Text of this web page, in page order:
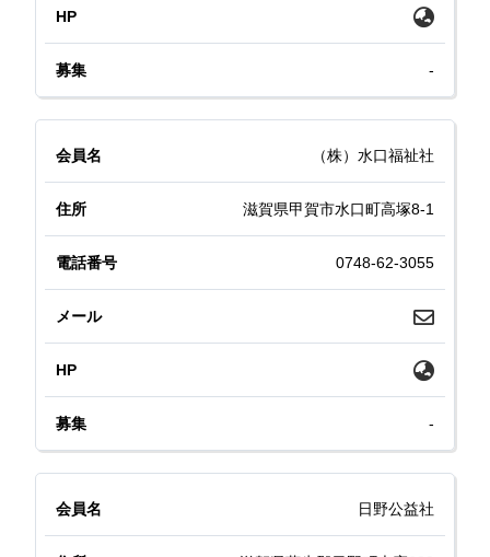
-
（株）水口福祉社
滋賀県甲賀市水口町高塚8-1
0748-62-3055
-
日野公益社